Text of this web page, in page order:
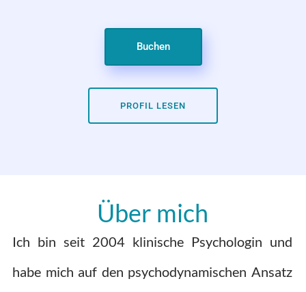
Buchen
PROFIL LESEN
Über mich
Ich bin seit 2004 klinische Psychologin und
habe mich auf den psychodynamischen Ansatz